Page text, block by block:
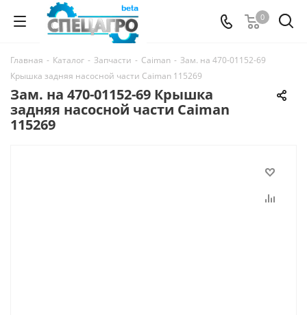
0
Главная - Каталог - Запчасти - Caiman - Зам. на 470-01152-69
Крышка задняя насосной части Caiman 115269
Зам. на 470-01152-69 Крышка
задняя насосной части Caiman
115269